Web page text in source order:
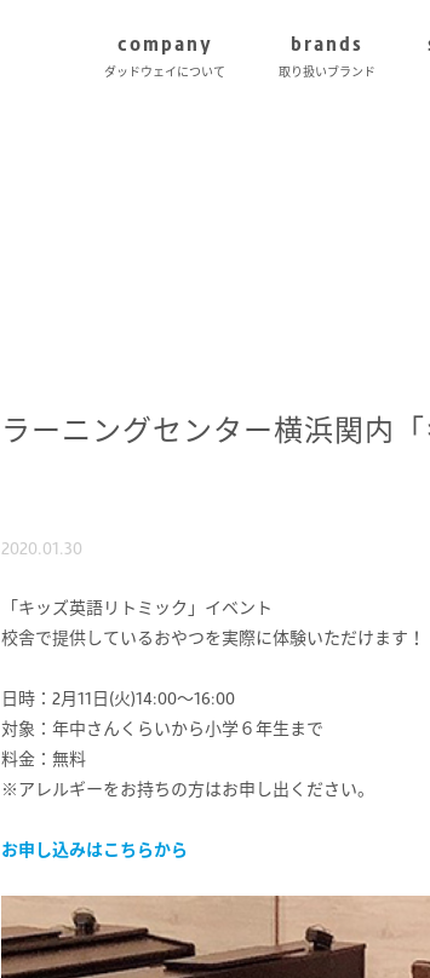
company
ダッドウェイについて
brands
取り扱いブランド
ラーニングセンター横浜関内
2020.01.30
「キッズ英語リトミック」イベント
校舎で提供しているおやつを実際に体験いただけます！
日時：2月11日(火)14:00～16:00
対象：年中さんくらいから小学６年生まで
料金：無料
※アレルギーをお持ちの方はお申し出ください。
お申し込みはこちらから